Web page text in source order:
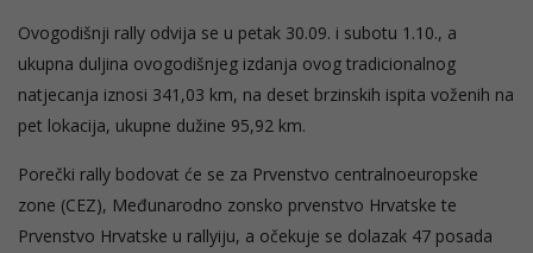
Ovogodišnji rally odvija se u petak 30.09. i subotu 1.10., a
ukupna duljina ovogodišnjeg izdanja ovog tradicionalnog
natjecanja iznosi 341,03 km, na deset brzinskih ispita voženih na
pet lokacija, ukupne dužine 95,92 km.
Porečki rally bodovat će se za Prvenstvo centralnoeuropske
zone (CEZ), Međunarodno zonsko prvenstvo Hrvatske te
Prvenstvo Hrvatske u rallyiju, a očekuje se dolazak 47 posada